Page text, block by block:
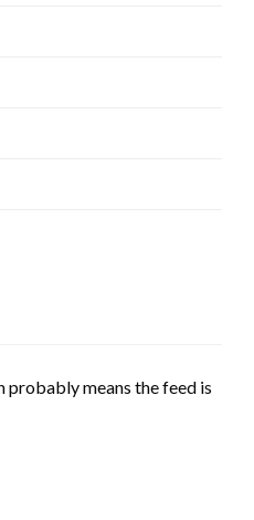
probably means the feed is